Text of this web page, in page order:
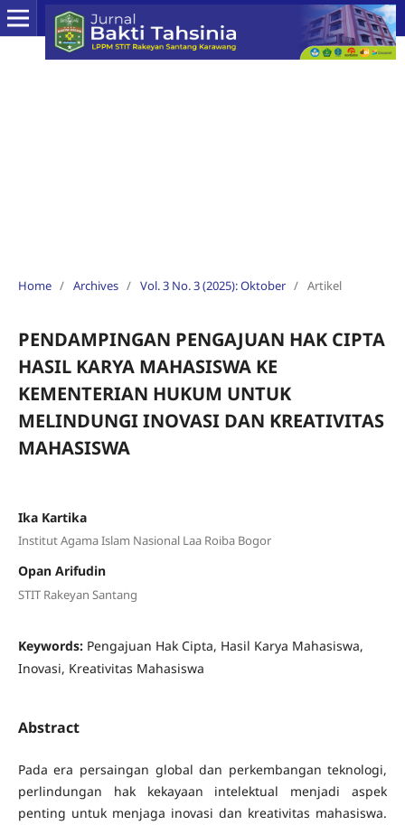
Home / Archives / Vol. 3 No. 3 (2025): Oktober / Artikel
PENDAMPINGAN PENGAJUAN HAK CIPTA
HASIL KARYA MAHASISWA KE
KEMENTERIAN HUKUM UNTUK
MELINDUNGI INOVASI DAN KREATIVITAS
MAHASISWA
Ika Kartika
Institut Agama Islam Nasional Laa Roiba Bogor
Opan Arifudin
STIT Rakeyan Santang
Keywords: Pengajuan Hak Cipta, Hasil Karya Mahasiswa,
Inovasi, Kreativitas Mahasiswa
Abstract
Pada era persaingan global dan perkembangan teknologi,
perlindungan hak kekayaan intelektual menjadi aspek
penting untuk menjaga inovasi dan kreativitas mahasiswa.